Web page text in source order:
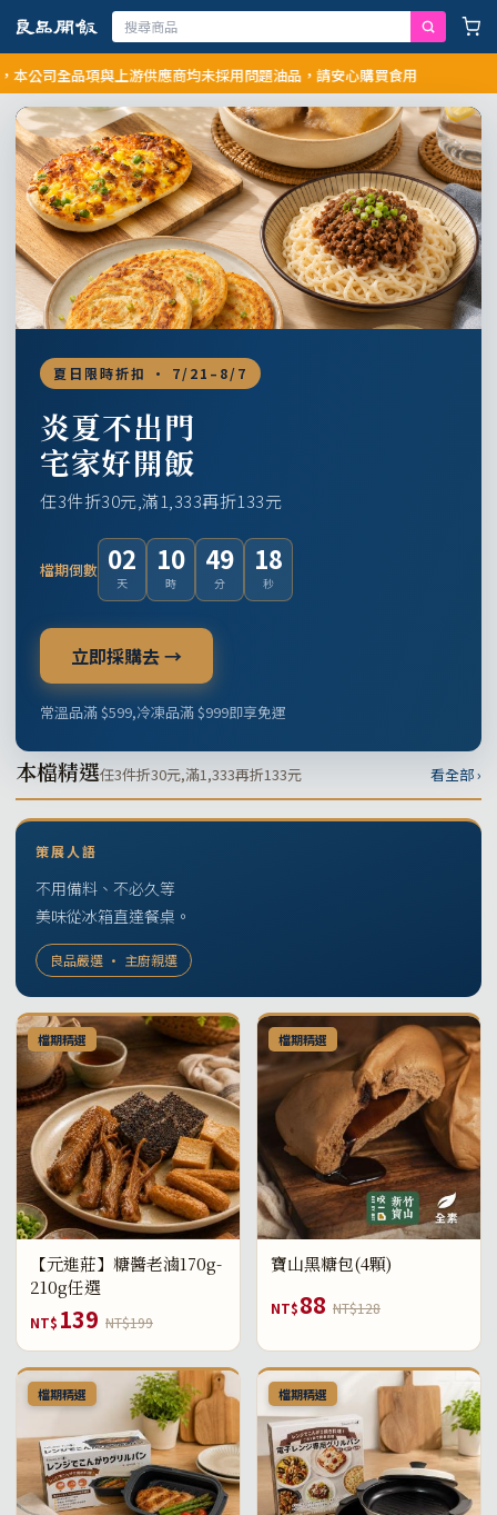
全品項與上游供應商均未採用問題油品，請安心購買食用
夏日限時折扣 · 7/21–8/7
炎夏不出門
宅家好開飯
任3件折30元,滿1,333再折133元
檔期倒數 02
天
10
時
49
分
17
秒
立即採購去 →
常溫品滿 $599,冷凍品滿 $999即享免運
本檔精選任3件折30元,滿1,333再折133元 看全部 ›
策展人語
不用備料、不必久等
美味從冰箱直達餐桌。
良品嚴選 · 主廚親選
檔期精選
【元進莊】糖醬老滷170g-
210g任選
NT$ 139 NT$199
檔期精選
寶山黑糖包(4顆)
NT$88 NT$128
檔期精選 檔期精選